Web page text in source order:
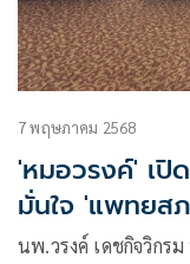
7 พฤษภาคม 2568
'หมอวรงค์' เปิ
มั่นใจ 'แพทยส
นพ.วรงค์ เดชกิจวิกร